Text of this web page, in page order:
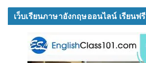
เว็บเรียนภาษาอังกฤษออนไลน์ เรียนฟรี